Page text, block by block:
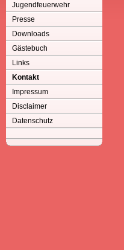
Jugendfeuerwehr
Presse
Downloads
Gästebuch
Links
Kontakt
Impressum
Disclaimer
Datenschutz